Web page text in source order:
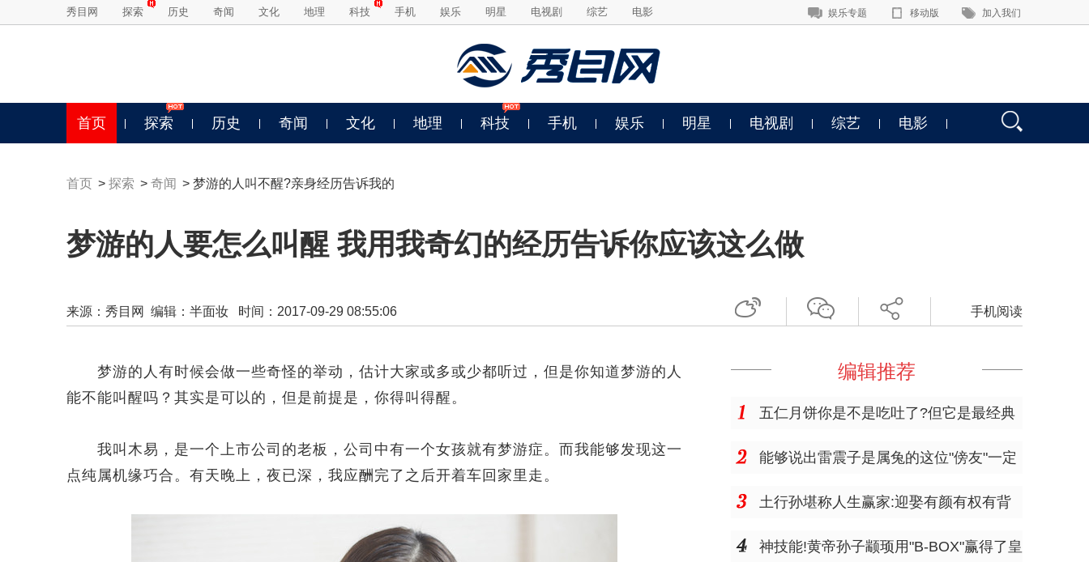
秀目网 探索 历史 奇闻 文化 地理 科技 手机 娱乐 明星 电视剧 综艺 电影 娱乐专题 移动版 加入我们
首页 探索 历史 奇闻 文化 地理 科技 手机 娱乐 明星 电视剧 综艺 电影
首页 > 探索 > 奇闻 > 梦游的人叫不醒?亲身经历告诉我的
梦游的人要怎么叫醒 我用我奇幻的经历告诉你应该这么做
来源： 秀目网 编辑：半面妆 时间：2017-09-29 08:55:06 手机阅读
梦游的人有时候会做一些奇怪的举动，估计大家或多或少都听过，但是你知道梦游的人
能不能叫醒吗？其实是可以的，但是前提是，你得叫得醒。
我叫木易，是一个上市公司的老板，公司中有一个女孩就有梦游症。而我能够发现这一
点纯属机缘巧合。有天晚上，夜已深，我应酬完了之后开着车回家里走。
编辑推荐
五仁月饼你是不是吃吐了?但它是最经典
的
能够说出雷震子是属兔的这位"傍友"一定
是个"大仙"
土行孙堪称人生赢家:迎娶有颜有权有背
景的邓婵玉
神技能!黄帝孙子颛顼用"B-BOX"赢得了皇